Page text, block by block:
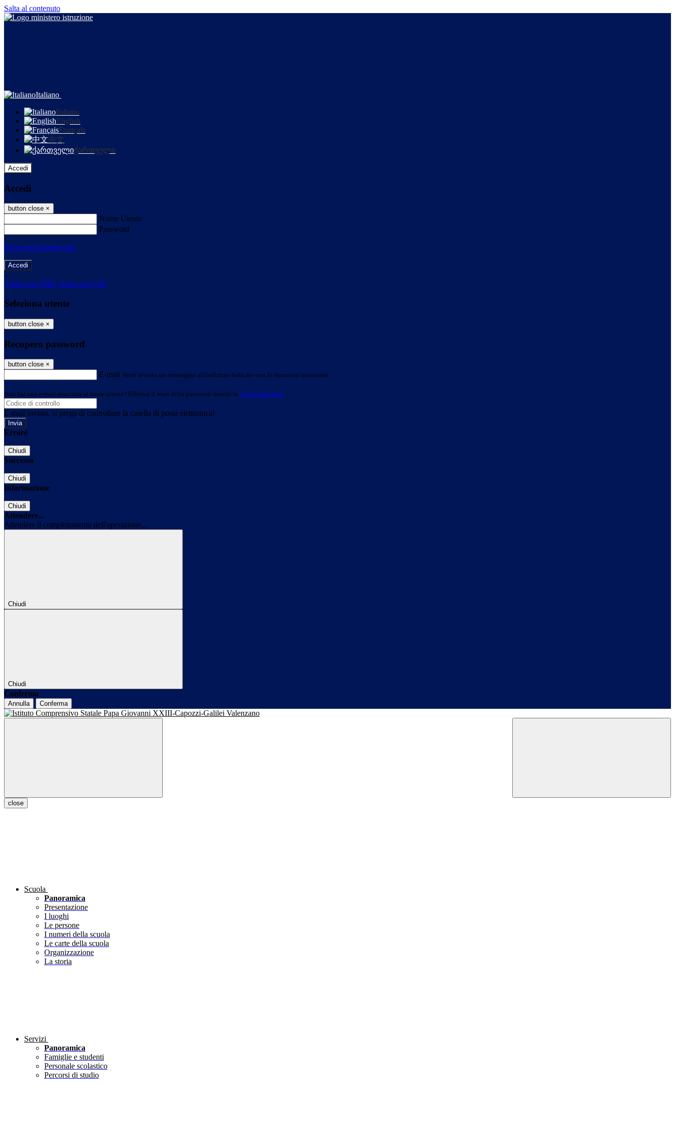
Salta al contenuto
Italiano
Italiano
English
Français
中文
ქართველი
Accedi
Accedi
button close ×
Nome Utente
Password
Password dimenticata?
-
Entra con SPID Entra con CIE
Seleziona utente
button close ×
Recupero password
button close ×
E-mail Verrà inviato un messaggio all'indirizzo indicato con le istruzioni necessarie.
Non hai una e-mail associata al nome utente? Effettua il reset della password tramite la Login Spaggiari
E-mail inviata, si prega di controllare la casella di posta elettronica!
Errore
Chiudi
Successo
Chiudi
Informazione
Chiudi
Attendere...
Attendere il completamento dell'operazione...
Chiudi
Chiudi
Conferma
Annulla Conferma
close
Scuola
Panoramica
Presentazione
I luoghi
Le persone
I numeri della scuola
Le carte della scuola
Organizzazione
La storia
Servizi
Panoramica
Famiglie e studenti
Personale scolastico
Percorsi di studio